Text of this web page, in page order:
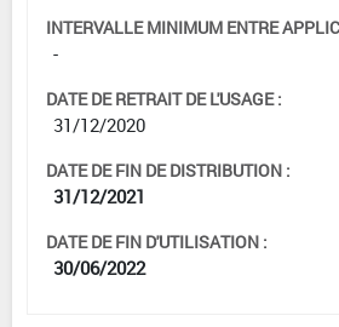
INTERVALLE MINIMUM ENTRE
-
DATE DE RETRAIT DE L'USAGE :
31/12/2020
DATE DE FIN DE DISTRIBUTION :
31/12/2021
DATE DE FIN D'UTILISATION :
30/06/2022